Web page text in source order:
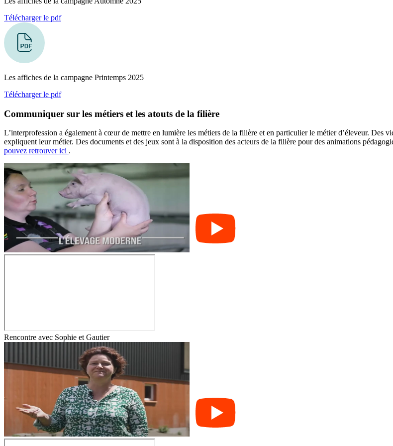
Télécharger le pdf
Les affiches de la campagne Printemps 2025
Télécharger le pdf
Communiquer sur les métiers et les atouts de la filière
L’interprofession a également à cœur de mettre en lumière les métiers de la filière et en particulier le métier d’éleveur. Des
expliquent leur métier. Des documents et des jeux sont à la disposition des acteurs de la filière pour des animations
pouvez retrouver ici .
Rencontre avec Sophie et Gautier